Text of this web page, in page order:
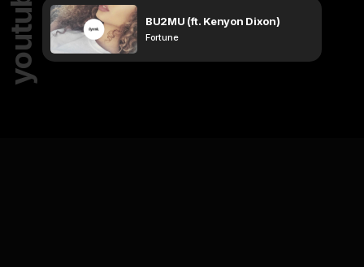
youtube BU2MU (ft. Kenyon Dixon)
Fortune